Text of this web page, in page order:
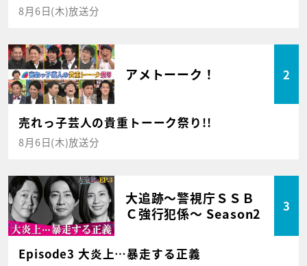
8月6日(木)放送分
アメトーーク！ 2
売れっ子芸人の貴重トーーク祭り!!
8月6日(木)放送分
大追跡～警視庁ＳＳＢ
Ｃ強行犯係～ Season2
3
Episode3 大炎上…暴走する正義